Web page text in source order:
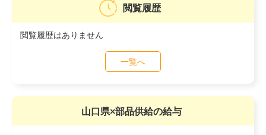
閲覧履歴
閲覧履歴はありません
一覧へ
山口県×部品供給の給与